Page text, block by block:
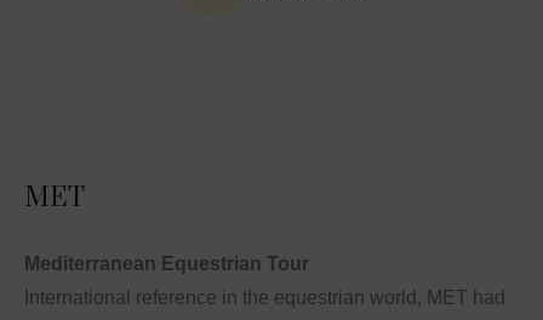
MET
Mediterranean Equestrian Tour
International reference in the equestrian world, MET had